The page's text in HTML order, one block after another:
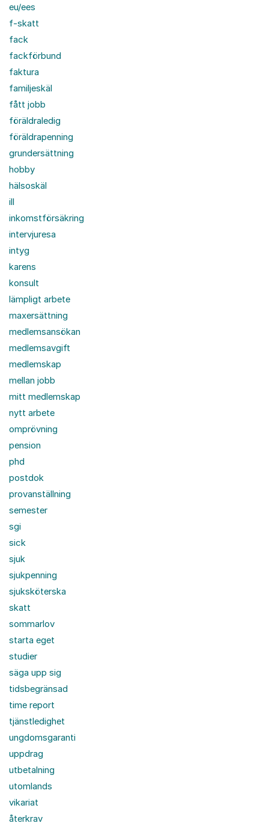
eu/ees
f-skatt
fack
fackförbund
faktura
familjeskäl
fått jobb
föräldraledig
föräldrapenning
grundersättning
hobby
hälsoskäl
ill
inkomstförsäkring
intervjuresa
intyg
karens
konsult
lämpligt arbete
maxersättning
medlemsansökan
medlemsavgift
medlemskap
mellan jobb
mitt medlemskap
nytt arbete
omprövning
pension
phd
postdok
provanställning
semester
sgi
sick
sjuk
sjukpenning
sjuksköterska
skatt
sommarlov
starta eget
studier
säga upp sig
tidsbegränsad
time report
tjänstledighet
ungdomsgaranti
uppdrag
utbetalning
utomlands
vikariat
återkrav